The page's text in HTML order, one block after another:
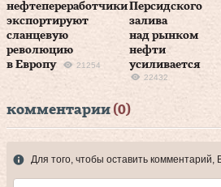
нефтепереработчики
экспортируют
сланцевую
революцию
в Европу
21254
Персидского
залива
над рынком
нефти
усиливается
22432
комментарии (0)
Для того, чтобы оставить